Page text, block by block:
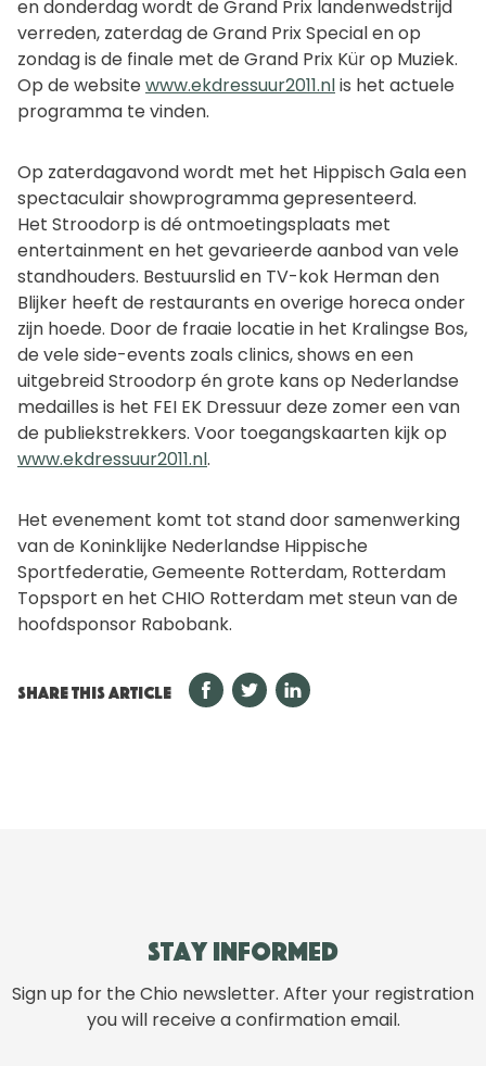
en donderdag wordt de Grand Prix landenwedstrijd
verreden, zaterdag de Grand Prix Special en op
zondag is de finale met de Grand Prix Kür op Muziek.
Op de websitewww.ekdressuur2011.nlis het actuele
programma te vinden.
Op zaterdagavond wordt met het Hippisch Gala een
spectaculair showprogramma gepresenteerd.
Het Stroodorp is dé ontmoetingsplaats met
entertainment en het gevarieerde aanbod van vele
standhouders. Bestuurslid en TV-kok Herman den
Blijker heeft de restaurants en overige horeca onder
zijn hoede. Door de fraaie locatie in het Kralingse Bos,
de vele side-events zoals clinics, shows en een
uitgebreid Stroodorp én grote kans op Nederlandse
medailles is het FEI EK Dressuur deze zomer een van
de publiekstrekkers. Voor toegangskaarten kijk op
www.ekdressuur2011.nl.
Het evenement komt tot stand door samenwerking
van de Koninklijke Nederlandse Hippische
Sportfederatie, Gemeente Rotterdam, Rotterdam
Topsport en het CHIO Rotterdam met steun van de
hoofdsponsor Rabobank.
SHARE THIS ARTICLE
Stay informed
Sign up for the Chio newsletter. After your registration
you will receive a confirmation email.